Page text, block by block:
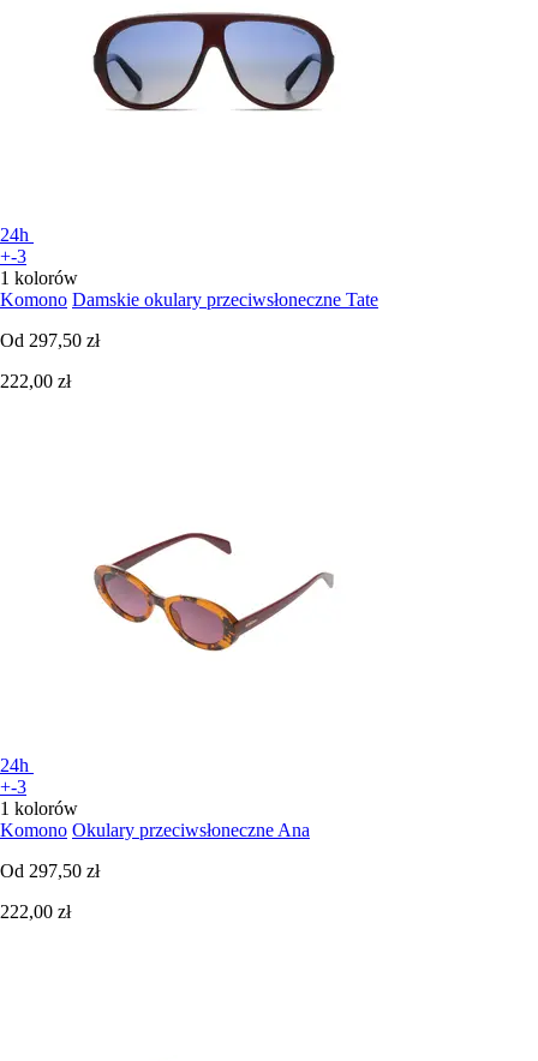
24h
+-3
1 kolorów
Komono Damskie okulary przeciwsłoneczne Tate
Od 297,50 zł
222,00 zł
24h
+-3
1 kolorów
Komono Okulary przeciwsłoneczne Ana
Od 297,50 zł
222,00 zł